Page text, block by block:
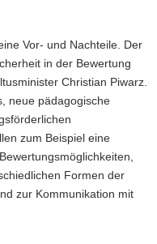
Vor- und Nachteile. Der
in der Bewertung
Christian Piwarz.
neue pädagogische
zum Beispiel eine
Formen der
zur Kommunikation mit